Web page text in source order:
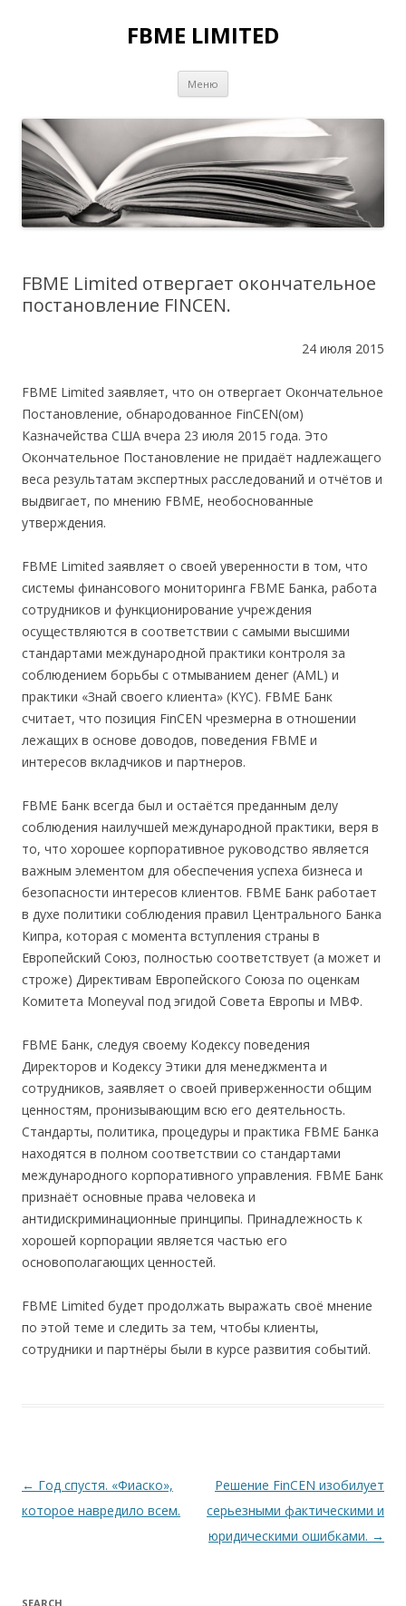
FBME LIMITED
Меню
FBME Limited отвергает окончательное
постановление FINCEN.
24 июля 2015
FBME Limited заявляет, что он отвергает Окончательное
Постановление, обнародованное FinCEN(ом)
Казначейства США вчера 23 июля 2015 года. Это
Окончательное Постановление не придаёт надлежащего
веса результатам экспертных расследований и отчётов и
выдвигает, по мнению FBME, необоснованные
утверждения.
FBME Limited заявляет о своей уверенности в том, что
системы финансового мониторинга FBME Банка, работа
сотрудников и функционирование учреждения
осуществляются в соответствии с самыми высшими
стандартами международной практики контроля за
соблюдением борьбы с отмыванием денег (AML) и
практики «Знай своего клиента» (KYC). FBME Банк
считает, что позиция FinCEN чрезмерна в отношении
лежащих в основе доводов, поведения FBME и
интересов вкладчиков и партнеров.
FBME Банк всегда был и остаётся преданным делу
соблюдения наилучшей международной практики, веря в
то, что хорошее корпоративное руководство является
важным элементом для обеспечения успеха бизнеса и
безопасности интересов клиентов. FBME Банк работает
в духе политики соблюдения правил Центрального Банка
Кипра, которая с момента вступления страны в
Европейский Союз, полностью соответствует (а может и
строже) Директивам Европейского Союза по оценкам
Комитета Moneyval под эгидой Совета Европы и МВФ.
FBME Банк, следуя своему Кодексу поведения
Директоров и Кодексу Этики для менеджмента и
сотрудников, заявляет о своей приверженности общим
ценностям, пронизывающим всю его деятельность.
Стандарты, политика, процедуры и практика FBME Банка
находятся в полном соответствии со стандартами
международного корпоративного управления. FBME Банк
признаёт основные права человека и
антидискриминационные принципы. Принадлежность к
хорошей корпорации является частью его
основополагающих ценностей.
FBME Limited будет продолжать выражать своё мнение
по этой теме и следить за тем, чтобы клиенты,
сотрудники и партнёры были в курсе развития событий.
Навигация по записям
← Год спустя. «Фиаско»,
которое навредило всем.
Решение FinCEN изобилует
серьезными фактическими и
юридическими ошибками. →
SEARCH